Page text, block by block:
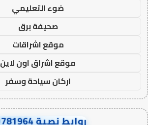
ضوء التعليمي
صحيفة برق
موقع اشراقات
موقع اشراق اون لاين
اركان سياحة وسفر
روابط نصية FD781964